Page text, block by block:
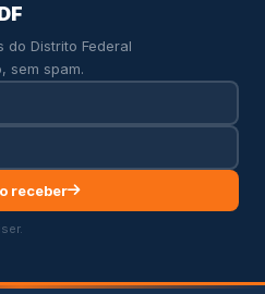
do Distrito Federal
sem spam.
receber